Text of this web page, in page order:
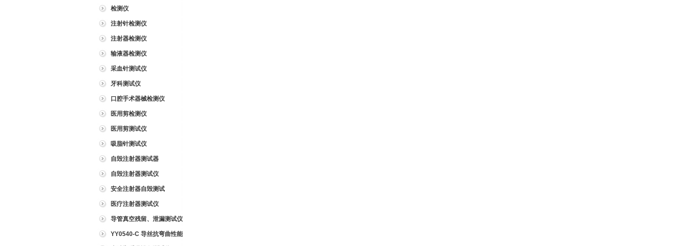
检测仪
注射针检测仪
注射器检测仪
输液器检测仪
采血针测试仪
牙科测试仪
口腔手术器械检测仪
医用剪检测仪
医用剪测试仪
吸脂针测试仪
自毁注射器测试器
自毁注射器测试仪
安全注射器自毁测试
医疗注射器测试仪
导管真空残留、泄漏测试仪
YY0540-C 导丝抗弯曲性能